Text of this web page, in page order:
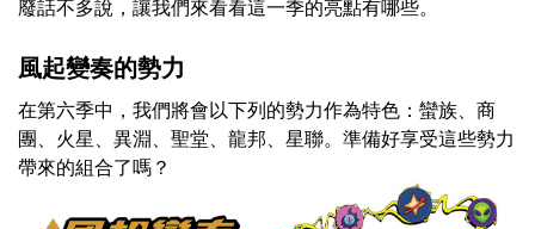
廢話不多說，讓我們來看看這一季的亮點有哪些。
風起變奏的勢力
在第六季中，我們將會以下列的勢力作為特色：蠻族、商
團、火星、異淵、聖堂、龍邦、星聯。準備好享受這些勢力
帶來的組合了嗎？